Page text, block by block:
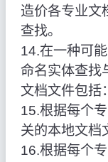
造价各专业文
查找。
14.在一种可
命名实体查找
文档文件包括：
15.根据每个
关的本地文档
16.根据每个